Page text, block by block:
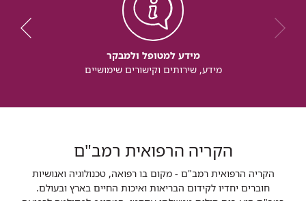
מידע למטופל ולמבקר
מידע, שירותים וקישורים שימושיים
הקריה הרפואית רמב"ם
הקריה הרפואית רמב"ם - מקום בו רפואה, טכנולוגיה ואנושיות
חוברים יחדיו לקידום הבריאות ואיכות החיים בארץ ובעולם.